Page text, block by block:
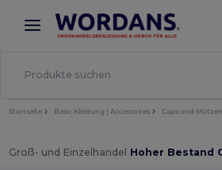
× Wordans App
Bessere Preise in der App!
Startseite Basic Kleidung | Accessoires Caps und Mützen
Groß- und Einzelhandel Hoher Bestand